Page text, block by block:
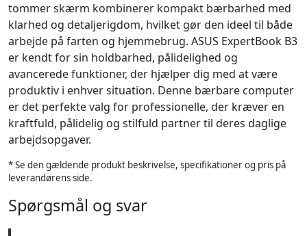
tommer skærm kombinerer kompakt bærbarhed med
klarhed og detaljerigdom, hvilket gør den ideel til både
arbejde på farten og hjemmebrug. ASUS ExpertBook B3
er kendt for sin holdbarhed, pålidelighed og
avancerede funktioner, der hjælper dig med at være
produktiv i enhver situation. Denne bærbare computer
er det perfekte valg for professionelle, der kræver en
kraftfuld, pålidelig og stilfuld partner til deres daglige
arbejdsopgaver.
* Se den gældende produkt beskrivelse, specifikationer og pris på
leverandørens side.
Spørgsmål og svar